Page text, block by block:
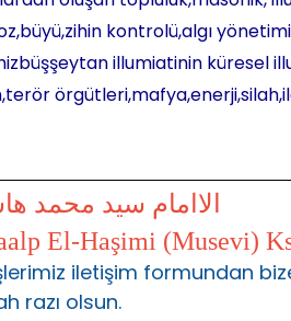
kontrolü,algı
illumiatinin küresel
الاامام سيد محمد
iletişim formundan bize
razı olsun.